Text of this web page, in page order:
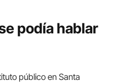
podía hablar
público en Santa